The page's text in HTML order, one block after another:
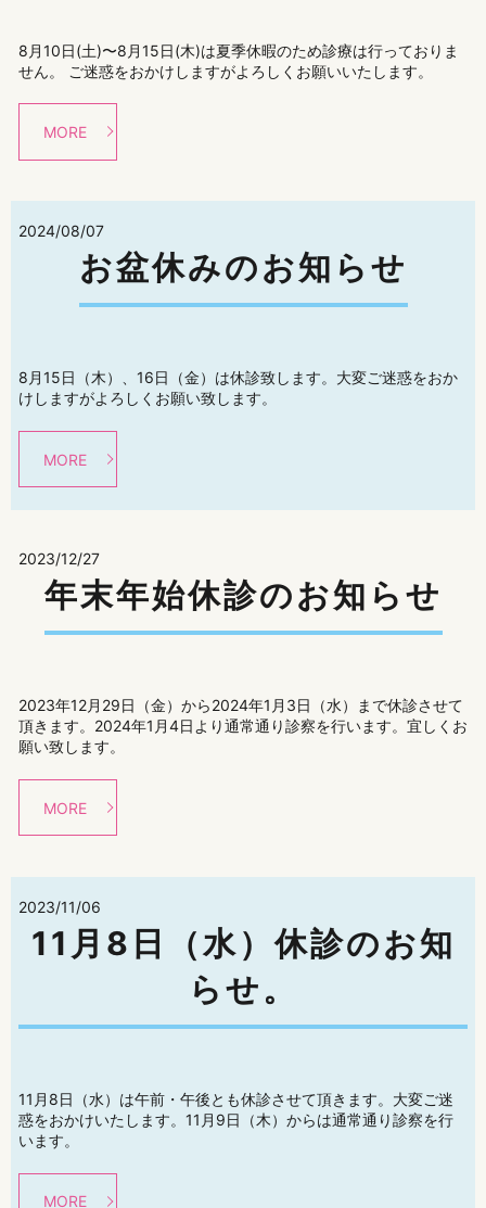
8月10日(土)〜8月15日(木)は夏季休暇のため診療は行っておりま
せん。 ご迷惑をおかけしますがよろしくお願いいたします。
MORE
2024/08/07
お盆休みのお知らせ
8月15日（木）、16日（金）は休診致します。大変ご迷惑をおか
けしますがよろしくお願い致します。
MORE
2023/12/27
年末年始休診のお知らせ
2023年12月29日（金）から2024年1月3日（水）まで休診させて
頂きます。2024年1月4日より通常通り診察を行います。宜しくお
願い致します。
MORE
2023/11/06
11月8日（水）休診のお知
らせ。
11月8日（水）は午前・午後とも休診させて頂きます。大変ご迷
惑をおかけいたします。11月9日（木）からは通常通り診察を行
います。
MORE